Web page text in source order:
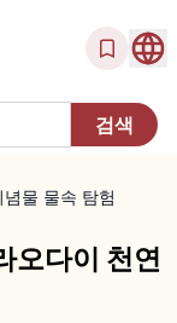
물 물속 탐험
오다이 천연